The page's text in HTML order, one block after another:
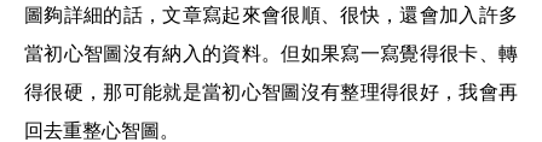
圖夠詳細的話，文章寫起來會很順、很快，還會加入許多
當初心智圖沒有納入的資料。但如果寫一寫覺得很卡、轉
得很硬，那可能就是當初心智圖沒有整理得很好，我會再
回去重整心智圖。